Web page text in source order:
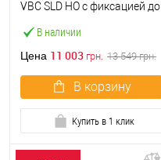
В наличии
VBC SLD HO с фиксацией до
Цена 11 003 грн. 13 549грн.
В корзину
Купить в 1 клик